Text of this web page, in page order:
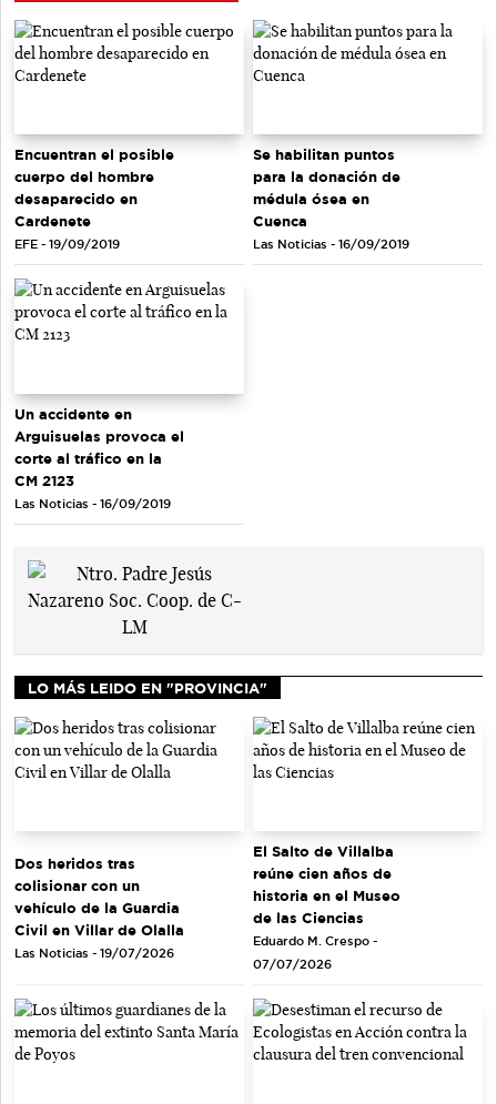
Encuentran el posible
cuerpo del hombre
desaparecido en
Cardenete
EFE - 19/09/2019
Se habilitan puntos
para la donación de
médula ósea en
Cuenca
Las Noticias - 16/09/2019
Un accidente en
Arguisuelas provoca el
corte al tráfico en la
CM 2123
Las Noticias - 16/09/2019
LO MÁS LEIDO EN "PROVINCIA"
Dos heridos tras
colisionar con un
vehículo de la Guardia
Civil en Villar de Olalla
Las Noticias - 19/07/2026
El Salto de Villalba
reúne cien años de
historia en el Museo
de las Ciencias
Eduardo M. Crespo -
07/07/2026